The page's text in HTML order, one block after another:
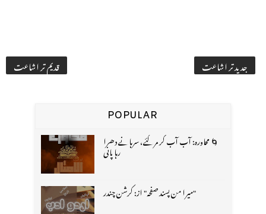
جدید تر اشاعت قدیم تر اشاعت
POPULAR
🌀 محاورہ: آب آب کر مر گئے، سرہانے دھرا
رہا پانی
"میرا من پسند صفحہ" از: کرشن چندر